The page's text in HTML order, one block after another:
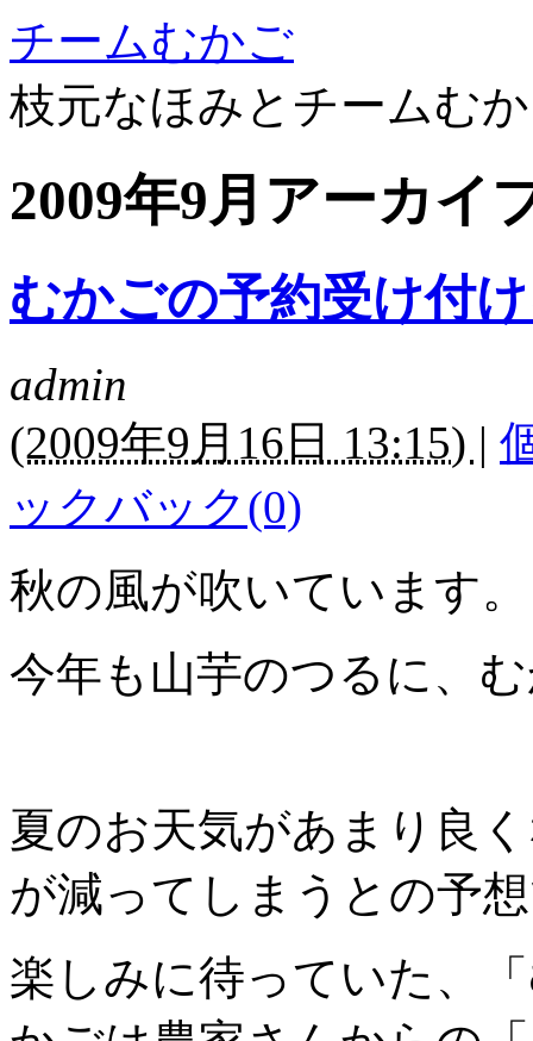
チームむかご
枝元なほみとチームむ
2009年9月アーカイ
むかごの予約受け付
admin
(2009年9月16日 13:15) |
ックバック(0)
秋の風が吹いています。
今年も山芋のつるに、
夏のお天気があまり良
が減ってしまうとの予
楽しみに待っていた、